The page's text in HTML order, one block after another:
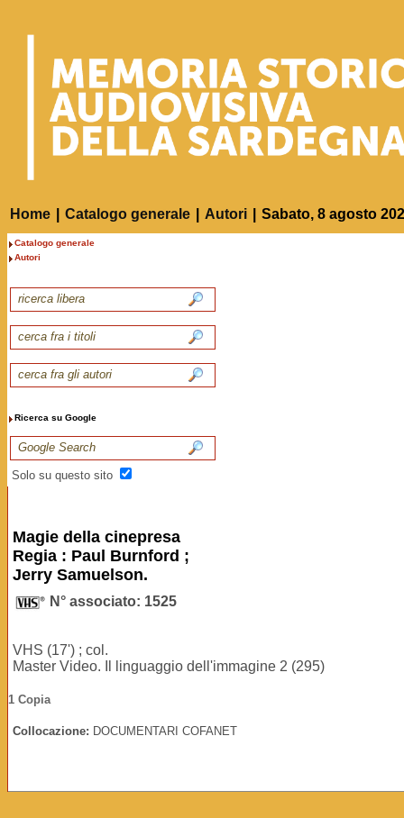
Home Catalogo generale Autori Sabato, 8 agosto
Catalogo generale
Autori
Ricerca su Google
Solo su questo sito
Magie della cinepresa
Regia : Paul Burnford ;
Jerry Samuelson.
N° associato: 1525
VHS (17') ; col.
Master Video. Il linguaggio dell'immagine 2 (295)
1 Copia
Collocazione: DOCUMENTARI COFANET